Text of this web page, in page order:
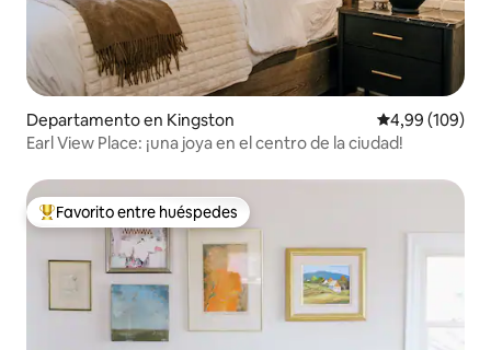
Departamento en Kingston Calificación
4,99 (109)
Earl View Place: ¡una joya en el centro de la ciudad!
Favorito entre los huéspedes más destacados
Favorito entre huéspedes